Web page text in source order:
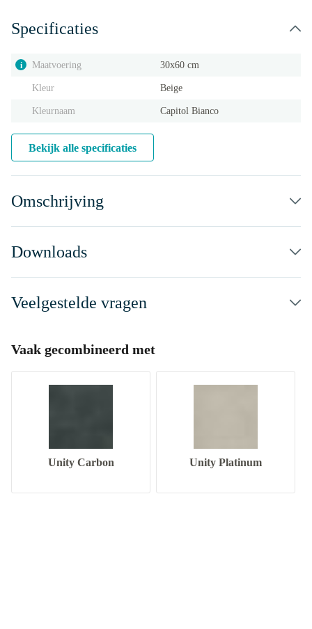
Specificaties
i Maatvoering 30x60 cm
Kleur Beige
Kleurnaam Capitol Bianco
Bekijk alle specificaties
Omschrijving
Downloads
Veelgestelde vragen
Vaak gecombineerd met
Unity Carbon Unity Platinum